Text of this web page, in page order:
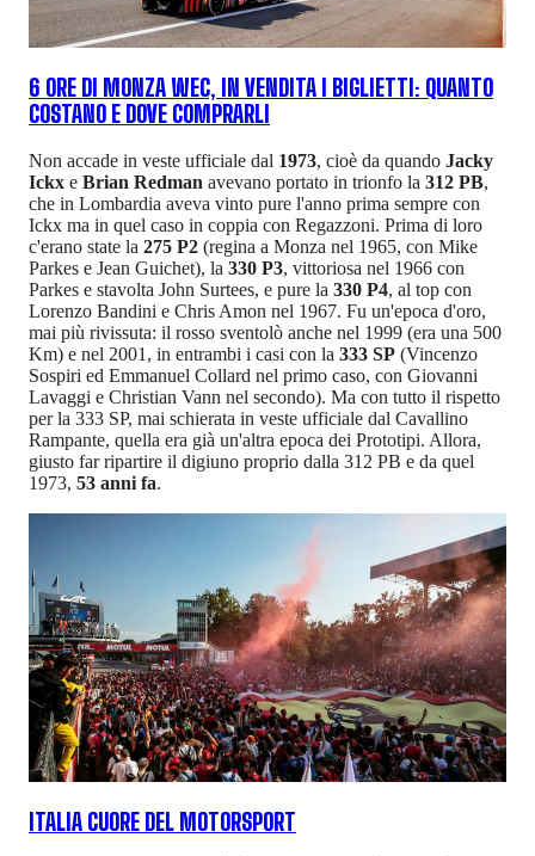
6 ORE DI MONZA WEC, IN VENDITA I BIGLIETTI: QUANTO
COSTANO E DOVE COMPRARLI
Non accade in veste ufficiale dal 1973, cioè da quando Jacky
Ickx e Brian Redman avevano portato in trionfo la 312 PB,
che in Lombardia aveva vinto pure l'anno prima sempre con
Ickx ma in quel caso in coppia con Regazzoni. Prima di loro
c'erano state la 275 P2 (regina a Monza nel 1965, con Mike
Parkes e Jean Guichet), la 330 P3, vittoriosa nel 1966 con
Parkes e stavolta John Surtees, e pure la 330 P4, al top con
Lorenzo Bandini e Chris Amon nel 1967. Fu un'epoca d'oro,
mai più rivissuta: il rosso sventolò anche nel 1999 (era una 500
Km) e nel 2001, in entrambi i casi con la 333 SP (Vincenzo
Sospiri ed Emmanuel Collard nel primo caso, con Giovanni
Lavaggi e Christian Vann nel secondo). Ma con tutto il rispetto
per la 333 SP, mai schierata in veste ufficiale dal Cavallino
Rampante, quella era già un'altra epoca dei Prototipi. Allora,
giusto far ripartire il digiuno proprio dalla 312 PB e da quel
1973, 53 anni fa.
ITALIA CUORE DEL MOTORSPORT